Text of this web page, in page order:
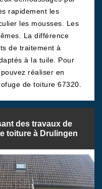
rapidement les
les mousses. Les
La différence
de traitement à
à la tuile. Pour
réaliser en
de toiture 67320.
des travaux de
toiture à Drulingen